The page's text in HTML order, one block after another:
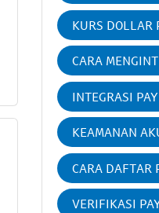
KURS DOLLAR
CARA
INTEGRASI
KEAMANAN
CARA DAFTAR
VERIFIKASI